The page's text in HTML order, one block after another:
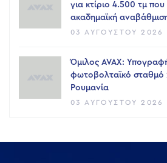
για κτίριο 4.500 τμ
ακαδημαϊκή
03 ΑΥΓΟΎΣΤΟΥ 2026
Όμιλος AVAX:
φωτοβολταϊκό σταθμό
Ρουμανία
03 ΑΥΓΟΎΣΤΟΥ 2026